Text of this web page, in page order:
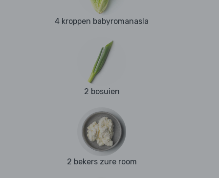
4 kroppen babyromanasla
2 bosuien
2 bekers zure room